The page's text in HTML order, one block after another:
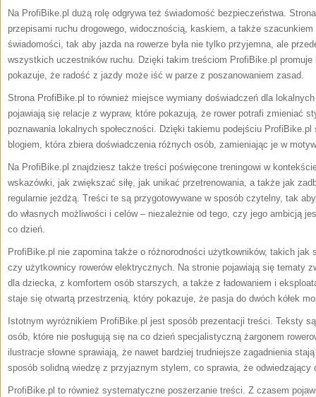
Na ProfiBike.pl dużą rolę odgrywa też świadomość bezpieczeństwa.
przepisami ruchu drogowego, widocznością, kaskiem, a także
świadomości, tak aby jazda na rowerze była nie tylko przyjemna, ale
wszystkich uczestników ruchu. Dzięki takim treściom ProfiBike.pl promuje
pokazuje, że radość z jazdy może iść w parze z poszanowaniem zasad.
Strona ProfiBike.pl to również miejsce wymiany doświadczeń dla
pojawiają się relacje z wypraw, które pokazują, że rower potrafi zmieniać
poznawania lokalnych społeczności. Dzięki takiemu podejściu
blogiem, która zbiera doświadczenia różnych osób, zamieniając je w
Na ProfiBike.pl znajdziesz także treści poświęcone treningowi w
wskazówki, jak zwiększać siłę, jak unikać przetrenowania, a także jak
regularnie jeżdżą. Treści te są przygotowywane w sposób czytelny, tak
do własnych możliwości i celów – niezależnie od tego, czy jego ambicją
co dzień.
ProfiBike.pl nie zapomina także o różnorodności użytkowników, takich jak
czy użytkownicy rowerów elektrycznych. Na stronie pojawiają się tematy
dla dziecka, z komfortem osób starszych, a także z ładowaniem i
staje się otwartą przestrzenią, który pokazuje, że pasja do dwóch kółek
Istotnym wyróżnikiem ProfiBike.pl jest sposób prezentacji treści. Teksty
osób, które nie posługują się na co dzień specjalistyczną żargonem
ilustracje słowne sprawiają, że nawet bardziej trudniejsze zagadnienia
sposób solidną wiedzę z przyjaznym stylem, co sprawia, że odwiedzający
ProfiBike.pl to również systematyczne poszerzanie treści. Z czasem